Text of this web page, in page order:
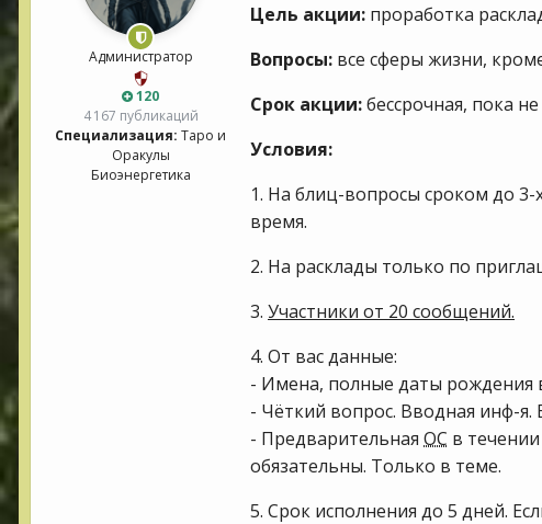
Администратор
120
4 167 публикаций
Специализация: Таро и
Оракулы
Биоэнергетика
Цель акции: проработка
Вопросы: все сферы жизни,
Срок акции:бессрочная, пока
Условия:
1. На блиц-вопросы сроком до 3-
время.
2. На расклады только по
3. Участники от 20 сообщений.
4. От вас данные:
- Имена, полные даты рождения
- Чёткий вопрос. Вводная инф-я.
- Предварительная ОС в
обязательны. Только в теме.
5. Срок исполнения до 5 дней.